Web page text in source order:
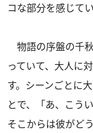
コな部分を感じてい
物語の序盤の千
っていて、大人に
す。シーンごとに
とで、「あ、こう
そこからは彼がど